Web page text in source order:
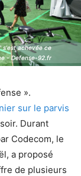
s'est achevée ce
- Defense-92.fr
s'est achevée ce
- Defense-92.fr
».
sur le parvis
Durant
Codecom, le
a proposé
de plusieurs